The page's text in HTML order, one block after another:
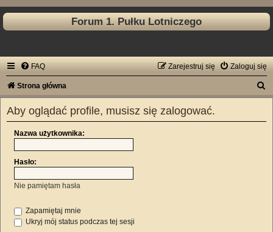
Forum 1. Pułku Lotniczego
FAQ Zaloguj się
Zarejestruj się
Strona główna
Aby oglądać profile, musisz się zalogować.
Nazwa użytkownika:
Hasło:
Nie pamiętam hasła
Zapamiętaj mnie
Ukryj mój status podczas tej sesji